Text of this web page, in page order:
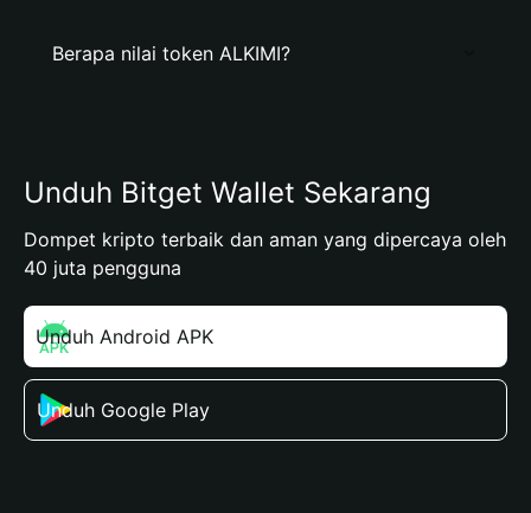
Berapa nilai token ALKIMI?
Unduh Bitget Wallet Sekarang
Dompet kripto terbaik dan aman yang dipercaya oleh
40 juta pengguna
Unduh Android APK
Unduh Google Play